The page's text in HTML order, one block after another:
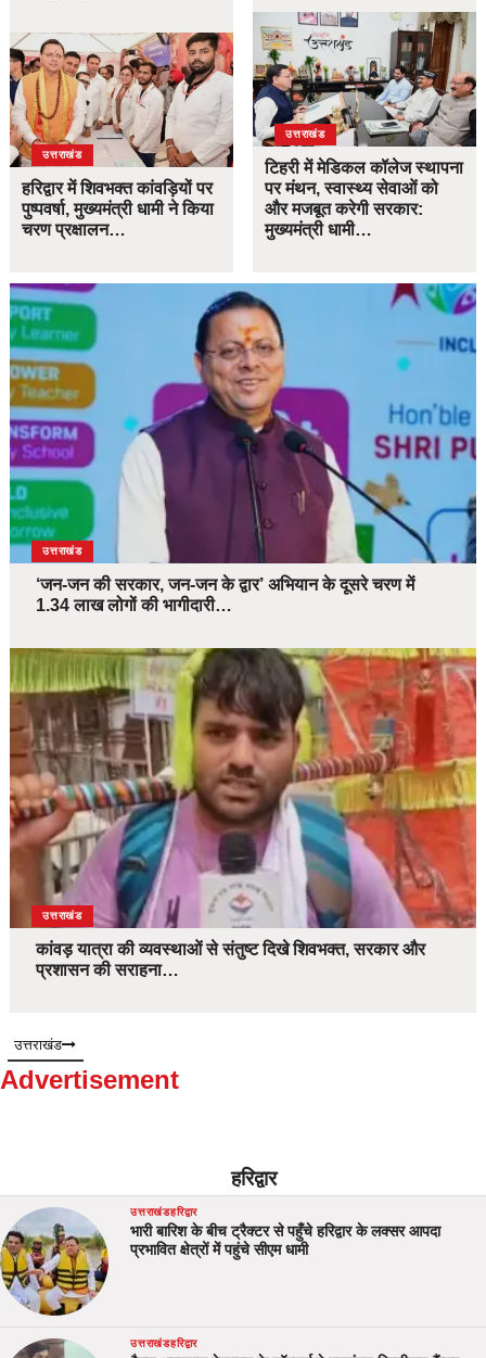
उत्तराखंड
हरिद्वार में शिवभक्त कांवड़ियों पर
पुष्पवर्षा, मुख्यमंत्री धामी ने किया
चरण प्रक्षालन…
उत्तराखंड
टिहरी में मेडिकल कॉलेज स्थापना
पर मंथन, स्वास्थ्य सेवाओं को
और मजबूत करेगी सरकार:
मुख्यमंत्री धामी…
उत्तराखंड
‘जन-जन की सरकार, जन-जन के द्वार’ अभियान के दूसरे चरण में
1.34 लाख लोगों की भागीदारी…
उत्तराखंड
कांवड़ यात्रा की व्यवस्थाओं से संतुष्ट दिखे शिवभक्त, सरकार और
प्रशासन की सराहना…
उत्तराखंड
Advertisement
हरिद्वार
उत्तराखंडहरिद्वार
भारी बारिश के बीच ट्रैक्टर से पहुँचे हरिद्वार के लक्सर आपदा
प्रभावित क्षेत्रों में पहुंचे सीएम धामी
उत्तराखंडहरिद्वार